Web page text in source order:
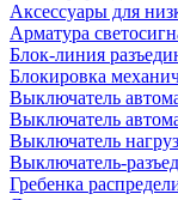
Аксессуары для
Арматура
Блок-линия
Блокировка
Выключатель
Выключатель
Выключатель
Выключатель-
Гребенка